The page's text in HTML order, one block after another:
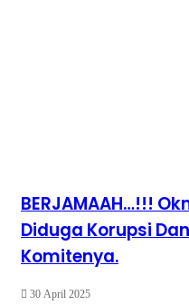
BERJAMAAH…!!!
Diduga Korupsi
Komitenya.
30 April 2025